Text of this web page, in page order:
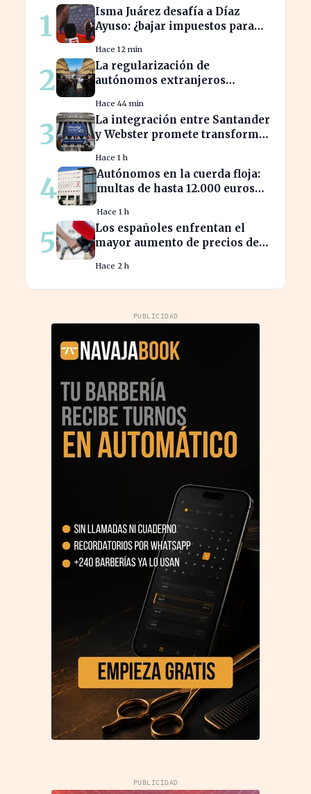
1
Isma Juárez desafía a Díaz
Ayuso: ¿bajar impuestos para
Hace 12 min
2
La regularización de
autónomos extranjeros
empleo turístico
Hace 44 min
3
La integración entre Santander
y Webster promete transformar
Hace 1 h
4
Autónomos en la cuerda floja:
multas de hasta 12.000 euros
Hace 1 h
5
Los españoles enfrentan el
mayor aumento de precios de
durante el verano
Hace 2 h
PUBLICIDAD
PUBLICIDAD